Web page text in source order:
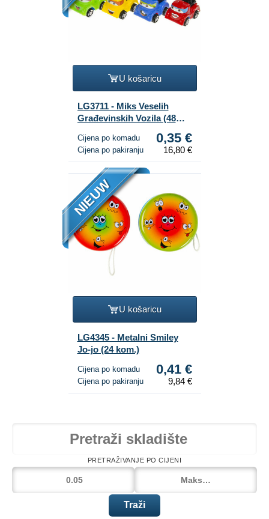
U košaricu
LG3711 - Miks Veselih
Građevinskih Vozila (48
Cijena po komadu 0,35 €
Cijena po pakiranju 16,80 €
NIEUW
U košaricu
LG4345 - Metalni Smiley
Jo-jo (24 kom.)
Cijena po komadu 0,41 €
Cijena po pakiranju 9,84 €
PRETRAŽIVANJE PO CIJENI
Traži